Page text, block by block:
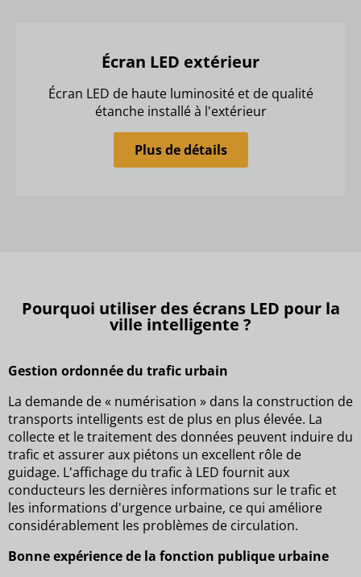
Écran LED extérieur
Écran LED de haute luminosité et de qualité
étanche installé à l'extérieur
Plus de détails
Pourquoi utiliser des écrans LED pour la
ville intelligente ?
Gestion ordonnée du trafic urbain
La demande de « numérisation » dans la construction de
transports intelligents est de plus en plus élevée. La
collecte et le traitement des données peuvent induire du
trafic et assurer aux piétons un excellent rôle de
guidage. L'affichage du trafic à LED fournit aux
conducteurs les dernières informations sur le trafic et
les informations d'urgence urbaine, ce qui améliore
considérablement les problèmes de circulation.
Bonne expérience de la fonction publique urbaine